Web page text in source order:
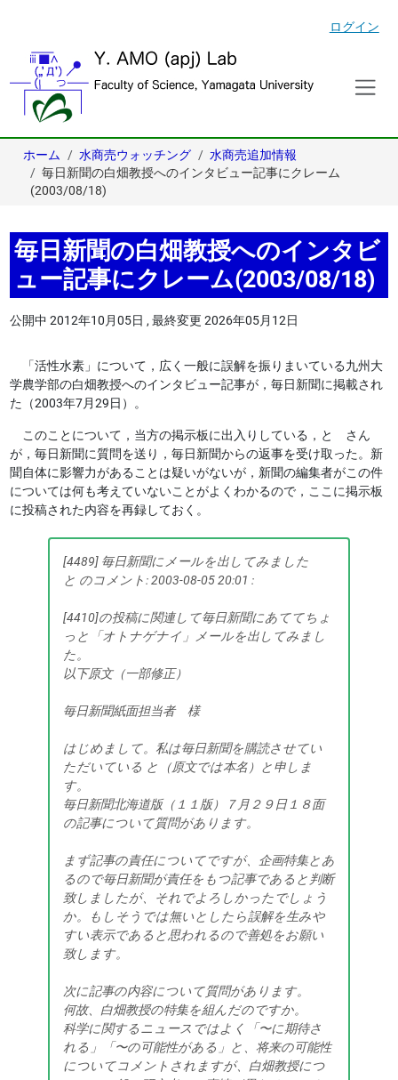
ログイン
ホーム 水商売ウォッチング
水商売追加情報
毎日新聞の白畑教授へのインタビュー記事にクレーム
(2003/08/18)
毎日新聞の白畑教授へのインタビ
ュー記事にクレーム(2003/08/18)
公開中 2012年10月05日 ,最終変更 2026年05月12日
「活性水素」について，広く一般に誤解を振りまいている九州大
学農学部の白畑教授へのインタビュー記事が，毎日新聞に掲載され
た（2003年7月29日）。
このことについて，当方の掲示板に出入りしている，と さん
が，毎日新聞に質問を送り，毎日新聞からの返事を受け取った。新
聞自体に影響力があることは疑いがないが，新聞の編集者がこの件
については何も考えていないことがよくわかるので，ここに掲示板
に投稿された内容を再録しておく。
[4489] 毎日新聞にメールを出してみました
と のコメント: 2003-08-05 20:01 :
[4410]の投稿に関連して毎日新聞にあててちょ
っと「オトナゲナイ」メールを出してみまし
た。
以下原文（一部修正）
毎日新聞紙面担当者 様
はじめまして。私は毎日新聞を購読させてい
ただいている と（原文では本名）と申しま
す。
毎日新聞北海道版（１１版）７月２９日１８面
の記事について質問があります。
まず記事の責任についてですが、企画特集とあ
るので毎日新聞が責任をもつ記事であると判断
致しましたが、それでよろしかったでしょう
か。もしそうでは無いとしたら誤解を生みや
すい表示であると思われるので善処をお願い
致します。
次に記事の内容について質問があります。
何故、白畑教授の特集を組んだのですか。
科学に関するニュースではよく「〜に期待さ
れる」「〜の可能性がある」と、将来の可能性
についてコメントされますが、白畑教授につ